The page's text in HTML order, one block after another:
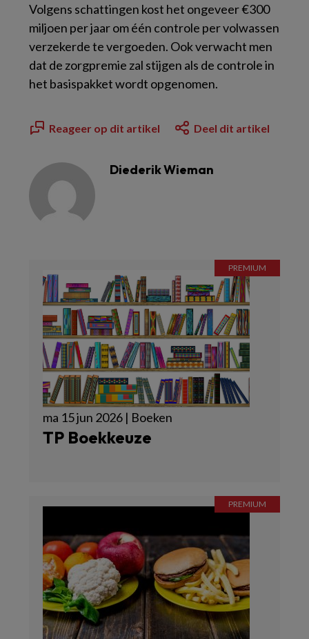
Volgens schattingen kost het ongeveer €300
miljoen per jaar om één controle per volwassen
verzekerde te vergoeden. Ook verwacht men
dat de zorgpremie zal stijgen als de controle in
het basispakket wordt opgenomen.
Reageer op dit artikel Deel dit artikel
Diederik Wieman
ma 15 jun 2026 | Boeken
TP Boekkeuze